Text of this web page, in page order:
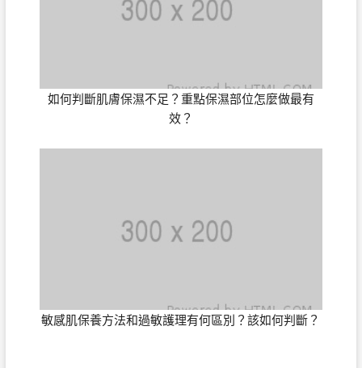
如何判斷肌膚保濕不足？重點保濕部位怎麼做最有
效？
敏感肌保養方法和過敏護理有何區別？該如何判斷？